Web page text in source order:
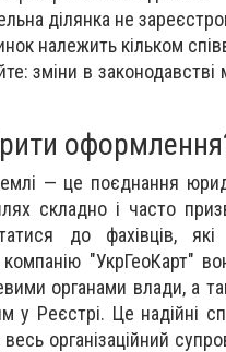
ділянка не
належить кільком
зміни в
— це поєднання
складно і часто
до фахівців,
"УкрГеоКарт"
органами влади, а
у Реєстрі. Це надійні
організаційний